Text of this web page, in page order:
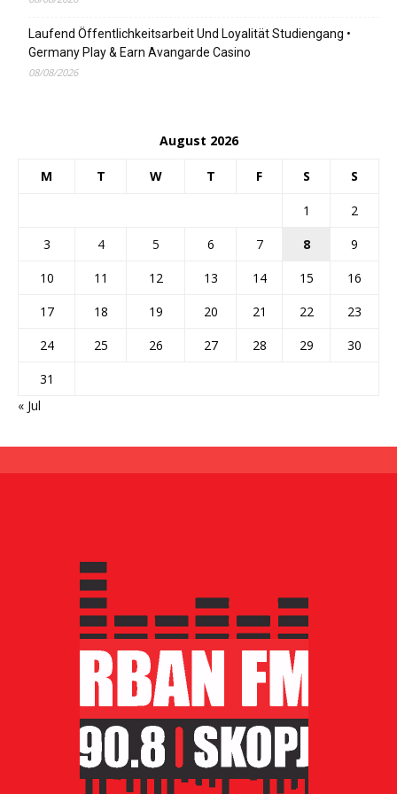
Laufend Öffentlichkeitsarbeit Und Loyalität Studiengang •
Germany Play & Earn Avangarde Casino
08/08/2026
August 2026
M T W T F S S
1
2
3
4 5 6 7 8
9
10
11 12 13 14 15
16
17
18 19 20 21 22
23
24
25 26 27 28 29
30
31
« Jul